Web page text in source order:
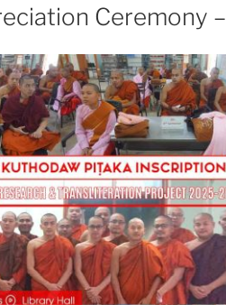
Ceremony –